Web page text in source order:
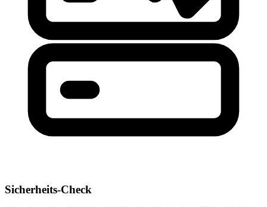
Sicherheits-Check